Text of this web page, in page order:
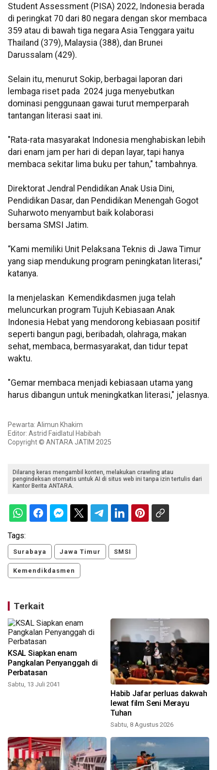
Student Assessment (PISA) 2022, Indonesia berada
di peringkat 70 dari 80 negara dengan skor membaca
359 atau di bawah tiga negara Asia Tenggara yaitu
Thailand (379), Malaysia (388), dan Brunei
Darussalam (429).
Selain itu, menurut Sokip, berbagai laporan dari
lembaga riset pada 2024 juga menyebutkan
dominasi penggunaan gawai turut memperparah
tantangan literasi saat ini.
"Rata-rata masyarakat Indonesia menghabiskan lebih
dari enam jam per hari di depan layar, tapi hanya
membaca sekitar lima buku per tahun," tambahnya.
Direktorat Jendral Pendidikan Anak Usia Dini,
Pendidikan Dasar, dan Pendidikan Menengah Gogot
Suharwoto menyambut baik kolaborasi
bersama SMSI Jatim.
“Kami memiliki Unit Pelaksana Teknis di Jawa Timur
yang siap mendukung program peningkatan literasi,”
katanya.
Ia menjelaskan Kemendikdasmen juga telah
meluncurkan program Tujuh Kebiasaan Anak
Indonesia Hebat yang mendorong kebiasaan positif
seperti bangun pagi, beribadah, olahraga, makan
sehat, membaca, bermasyarakat, dan tidur tepat
waktu.
"Gemar membaca menjadi kebiasaan utama yang
harus dibangun untuk meningkatkan literasi," jelasnya.
Pewarta: Alimun Khakim
Editor: Astrid Faidlatul Habibah
Copyright © ANTARA JATIM 2025
Dilarang keras mengambil konten, melakukan crawling atau
pengindeksan otomatis untuk AI di situs web ini tanpa izin tertulis dari
Kantor Berita ANTARA.
Tags:
Surabaya Jawa Timur SMSI
Kemendikdasmen
Terkait
KSAL Siapkan enam
Pangkalan Penyanggah di
Perbatasan
Sabtu, 13 Juli 2041
Habib Jafar perluas dakwah
lewat film Seni Merayu
Tuhan
Sabtu, 8 Agustus 2026